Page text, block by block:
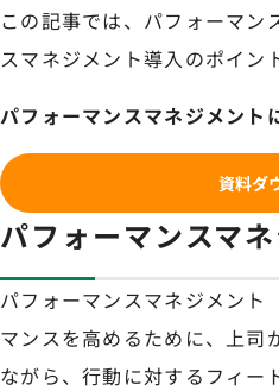
この記事では、パフォーマン
スマネジメント導入のポイン
パフォーマンスマネジメン
資料ダ
パフォーマンスマ
パフォーマンスマネジメン
マンスを高めるために、上司
ながら、行動に対するフィー